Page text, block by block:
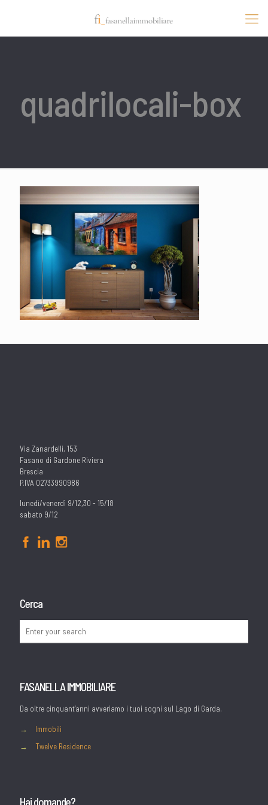
quadrilocali-box
Via Zanardelli, 153
Fasano di Gardone Riviera
Brescia
P.IVA 02733990986
lunedì/venerdì 9/12,30 - 15/18
sabato 9/12
Cerca
FASANELLA IMMOBILIARE
Da oltre cinquant’anni avveriamo i tuoi sogni sul Lago di Garda.
→
Immobili
→
Twelve Residence
Hai domande?